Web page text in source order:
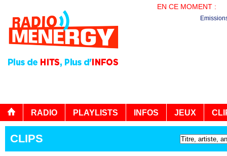
EN CE MOMENT :
RADIO PLAYLISTS INFOS JEUX
CLIPS